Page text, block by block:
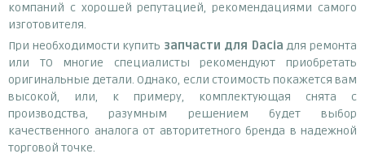
компаний с хорошей репутацией, рекомендациями самого
изготовителя.
При необходимости купить запчасти для Dacia для ремонта
или ТО многие специалисты рекомендуют приобретать
оригинальные детали. Однако, если стоимость покажется вам
высокой, или, к примеру, комплектующая снята с
производства, разумным решением будет выбор
качественного аналога от авторитетного бренда в надежной
торговой точке.